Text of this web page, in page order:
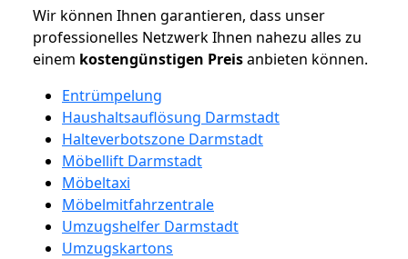
Wir können Ihnen garantieren, dass unser
professionelles Netzwerk Ihnen nahezu alles zu
einem kostengünstigen Preisanbieten können.
Entrümpelung
Haushaltsauflösung Darmstadt
Halteverbotszone Darmstadt
Möbellift Darmstadt
Möbeltaxi
Möbelmitfahrzentrale
Umzugshelfer Darmstadt
Umzugskartons